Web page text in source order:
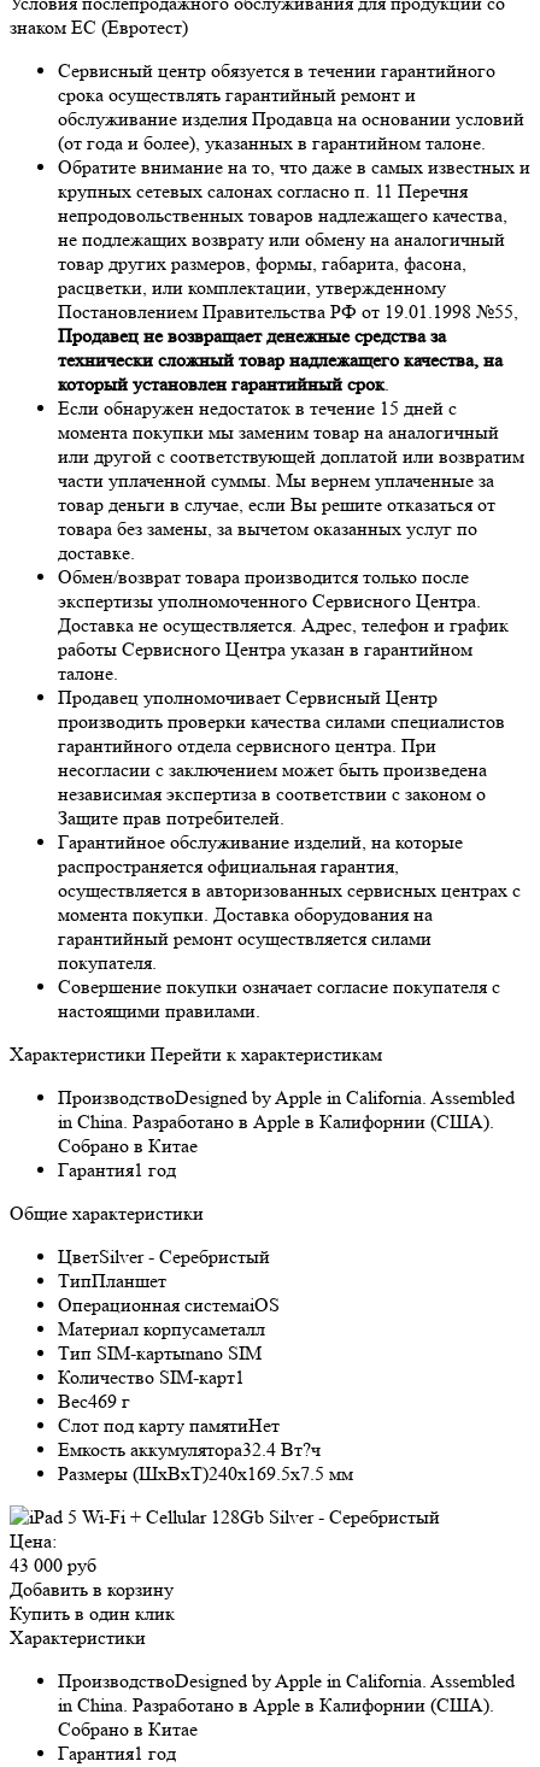
знаком ЕС (Евротест)
Сервисный центр обязуется в течении гарантийного
срока осуществлять гарантийный ремонт и
обслуживание изделия Продавца на основании условий
(от года и более), указанных в гарантийном талоне.
Обратите внимание на то, что даже в самых известных и
крупных сетевых салонах согласно п. 11 Перечня
непродовольственных товаров надлежащего качества,
не подлежащих возврату или обмену на аналогичный
товар других размеров, формы, габарита, фасона,
расцветки, или комплектации, утвержденному
Постановлением Правительства РФ от 19.01.1998 №55,
Продавец не возвращает денежные средства за
технически сложный товар надлежащего качества, на
который установлен гарантийный срок.
Если обнаружен недостаток в течение 15 дней с
момента покупки мы заменим товар на аналогичный
или другой с соответствующей доплатой или возвратим
части уплаченной суммы. Мы вернем уплаченные за
товар деньги в случае, если Вы решите отказаться от
товара без замены, за вычетом оказанных услуг по
доставке.
Обмен/возврат товара производится только после
экспертизы уполномоченного Сервисного Центра.
Доставка не осуществляется. Адрес, телефон и график
работы Сервисного Центра указан в гарантийном
талоне.
Продавец уполномочивает Сервисный Центр
производить проверки качества силами специалистов
гарантийного отдела сервисного центра. При
несогласии с заключением может быть произведена
независимая экспертиза в соответствии с законом о
Защите прав потребителей.
Гарантийное обслуживание изделий, на которые
распространяется официальная гарантия,
осуществляется в авторизованных сервисных центрах с
момента покупки. Доставка оборудования на
гарантийный ремонт осуществляется силами
покупателя.
Совершение покупки означает согласие покупателя с
настоящими правилами.
Характеристики Перейти к характеристикам
ПроизводствоDesigned by Apple in California. Assembled
in China. Разработано в Apple в Калифорнии (США).
Собрано в Китае
Гарантия1 год
Общие характеристики
ЦветSilver - Серебристый
ТипПланшет
Операционная системаiOS
Материал корпусаметалл
Тип SIM-картыnano SIM
Количество SIM-карт1
Вес469 г
Слот под карту памятиНет
Емкость аккумулятора32.4 Вт?ч
Размеры (ШxВxТ)240x169.5x7.5 мм
Цена:
43 000 руб
Добавить в корзину
Купить в один клик
Характеристики
ПроизводствоDesigned by Apple in California. Assembled
in China. Разработано в Apple в Калифорнии (США).
Собрано в Китае
Гарантия1 год